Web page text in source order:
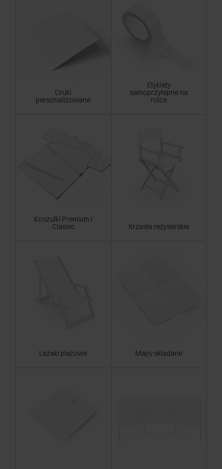
Druki
personalizowane
Etykiety
samoprzylepne na
rolce
Koszulki Premium i
Classic
Krzesła reżyserskie
Leżaki plażowe Mapy składane